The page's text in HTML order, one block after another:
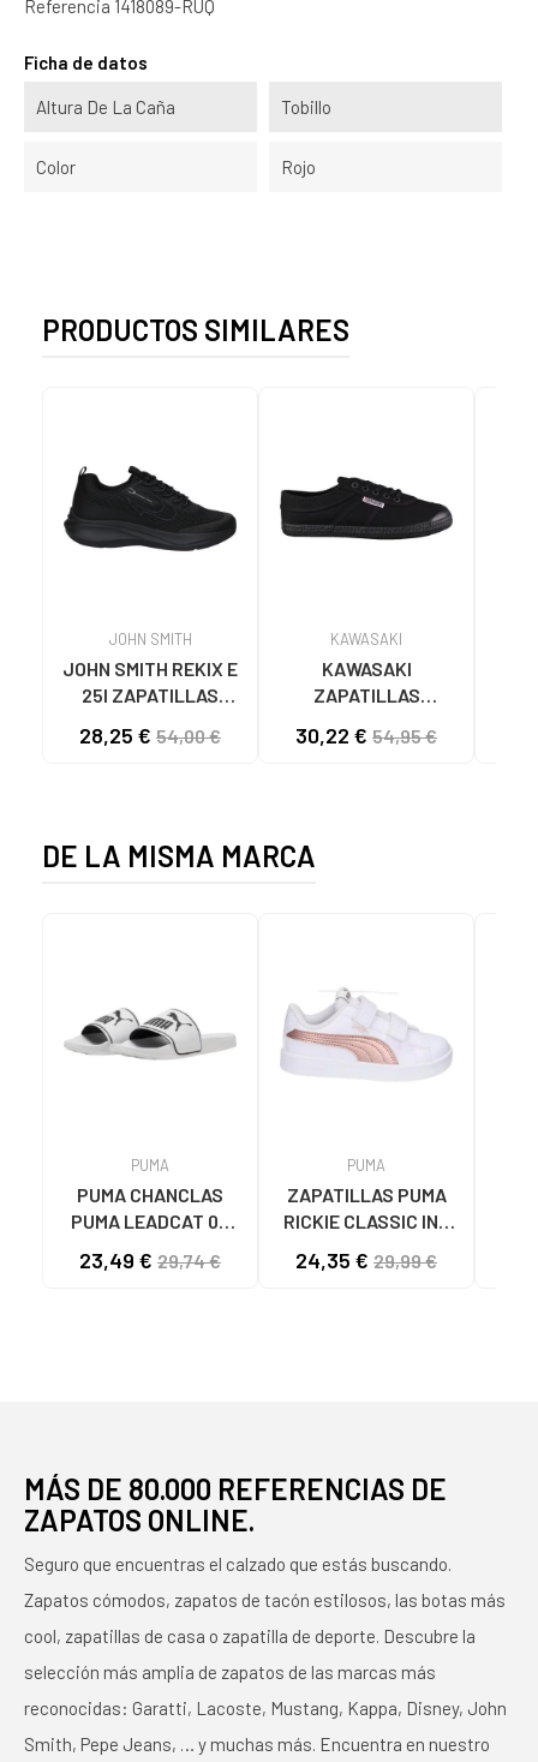
Referencia 1418089-RUQ
Ficha de datos
Altura De La Caña Tobillo
Color Rojo
PRODUCTOS SIMILARES
JOHN SMITH
JOHN SMITH REKIX E
25I ZAPATILLAS
NEGRO NEGRO
28,25 € 54,00 €
KAWASAKI
KAWASAKI
ZAPATILLAS
CANVAS K192495
30,22 € 54,95 €
DE LA MISMA MARCA
PUMA
PUMA CHANCLAS
PUMA LEADCAT 02
BLANCAS 02 WHITE
23,49 € 29,74 €
PUMA
ZAPATILLAS PUMA
RICKIE CLASSIC INF
- REF. 394254 04
24,35 € 29,99 €
MÁS DE 80.000 REFERENCIAS DE
ZAPATOS ONLINE.
Seguro que encuentras el calzado que estás buscando.
Zapatos cómodos, zapatos de tacón estilosos, las botas más
cool, zapatillas de casa o zapatilla de deporte. Descubre la
selección más amplia de zapatos de las marcas más
reconocidas: Garatti, Lacoste, Mustang, Kappa, Disney, John
Smith, Pepe Jeans, … y muchas más. Encuentra en nuestro